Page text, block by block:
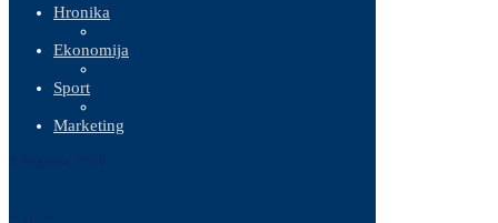
Hronika
Ekonomija
Sport
Marketing